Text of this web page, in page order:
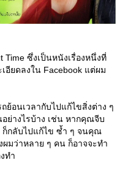
Time ซึ่งเป็นหนังเรื่องหนึ่งที่
อียดลงใน Facebook แต่ผม
ย้อนเวลากับไปแก้ไขสิ่งต่าง ๆ
ย่างไรบ้าง เช่น หากคุณจีบ
ก็กลับไปแก้ไข ซ้ำ ๆ จนคุณ
มว่าหลาย ๆ คน ก็อาจจะทำ
ทำ